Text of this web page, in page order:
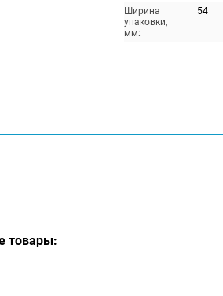
Ширина
упаковки,
мм:
54
товары: